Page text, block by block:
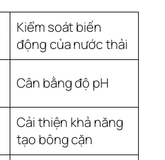
Kiểm soát biến
động của nước thải
Cân bằng độ pH
Cải thiện khả năng
tạo bông cặn